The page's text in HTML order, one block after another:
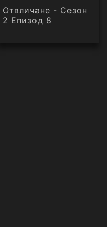
Отвличане - Сезон
2 Епизод 8